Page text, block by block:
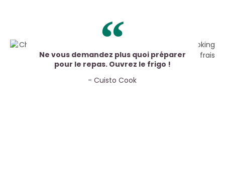
Ne vous demandez plus quoi préparer
pour le repas. Ouvrez le frigo !
- Cuisto Cook